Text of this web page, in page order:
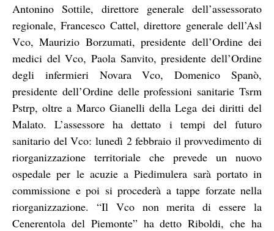
Antonino Sottile, direttore generale dell’assessorato
regionale, Francesco Cattel, direttore generale dell’Asl
Vco, Maurizio Borzumati, presidente dell’Ordine dei
medici del Vco, Paola Sanvito, presidente dell’Ordine
degli infermieri Novara Vco, Domenico Spanò,
presidente dell’Ordine delle professioni sanitarie Tsrm
Pstrp, oltre a Marco Gianelli della Lega dei diritti del
Malato. L’assessore ha dettato i tempi del futuro
sanitario del Vco: lunedì 2 febbraio il provvedimento di
riorganizzazione territoriale che prevede un nuovo
ospedale per le acuzie a Piedimulera sarà portato in
commissione e poi si procederà a tappe forzate nella
riorganizzazione. “Il Vco non merita di essere la
Cenerentola del Piemonte” ha detto Riboldi, che ha